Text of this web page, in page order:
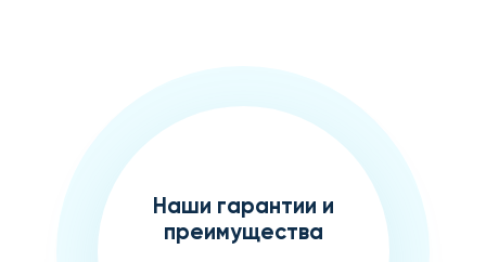
Наши гарантии и
преимущества